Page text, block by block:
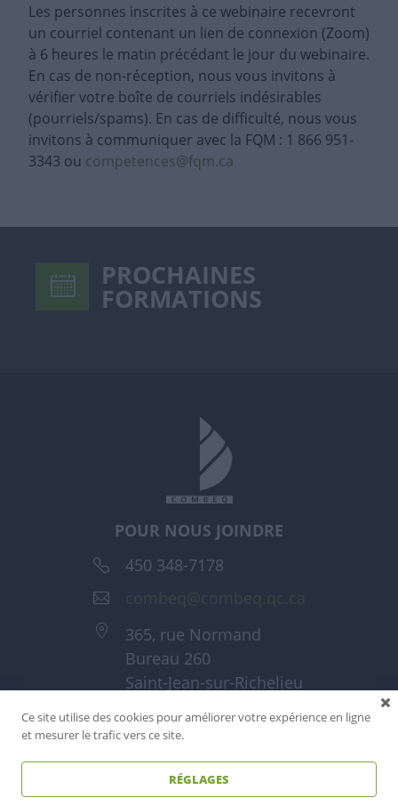
Les personnes inscrites à ce webinaire recevront
un courriel contenant un lien de connexion (Zoom)
à 6 heures le matin précédant le jour du webinaire.
En cas de non-réception, nous vous invitons à
vérifier votre boîte de courriels indésirables
(pourriels/spams). En cas de difficulté, nous vous
invitons à communiquer avec la FQM : 1 866 951-
3343 ou competences@fqm.ca
PROCHAINES
FORMATIONS
POUR NOUS JOINDRE
450 348-7178
365, rue Normand
Bureau 260
Saint-Jean-sur-Richelieu
Ce site utilise des cookies pour améliorer votre expérience en ligne
et mesurer le trafic vers ce site.
RÉGLAGES